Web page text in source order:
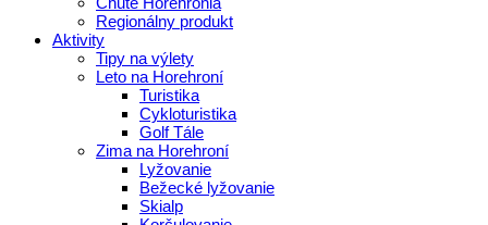
Regionálny produkt
Aktivity
Tipy na výlety
Leto na Horehroní
Turistika
Cykloturistika
Golf Tále
Zima na Horehroní
Lyžovanie
Bežecké lyžovanie
Skialp